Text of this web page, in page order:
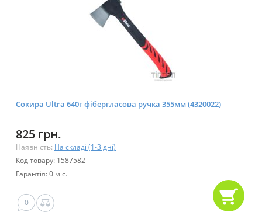
Сокира Ultra 640г фібергласова ручка 355мм (4320022)
825 грн.
Наявність: На складі (1-3 дні)
Код товару: 1587582
Гарантія: 0 міс.
0